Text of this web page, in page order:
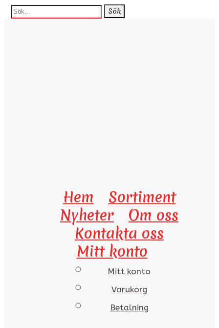
Hem
Sortiment
Nyheter
Om oss
Kontakta oss
Mitt konto
Mitt konto
Varukorg
Betalning